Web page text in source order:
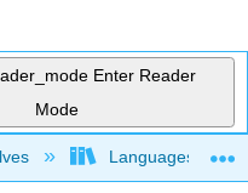
Enter Reader
Mode
hierarchyLanguages